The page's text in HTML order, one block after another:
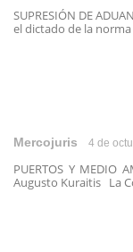
SUPRESIÓN DE
el dictado de la
Mercojuris 4 de
PUERTOS Y MEDIO
Augusto Kuraitis La